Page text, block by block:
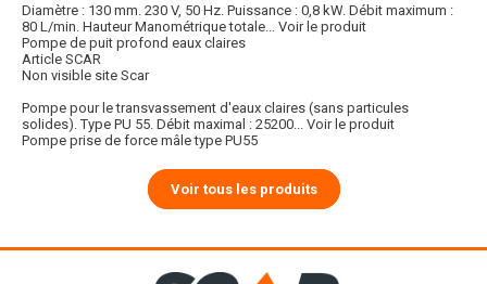
Diamètre : 130 mm. 230 V, 50 Hz. Puissance : 0,8 kW. Débit maximum :
80 L/min. Hauteur Manométrique totale...
Voir le produit
Pompe de puit profond eaux claires
Article SCAR
Non visible site Scar
Pompe pour le transvassement d'eaux claires (sans particules
solides). Type PU 55. Débit maximal : 25200...
Voir le produit
Pompe prise de force mâle type PU55
Voir tous les produits